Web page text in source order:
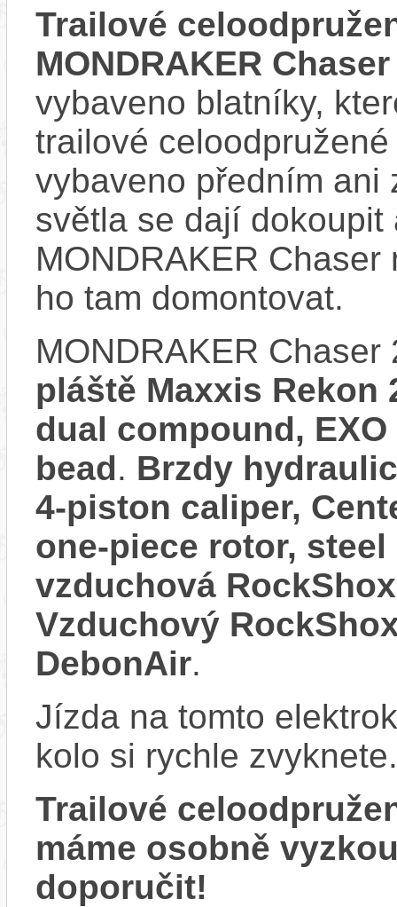
Trailové
MONDRAKER
vybaveno blatníky,
trailové
vybaveno předním ani
světla se dají dokoupit
MONDRAKER
ho tam domontovat.
MONDRAKER
pláště Maxxis Rekon
dual compound,
bead. Brzdy
4-piston caliper,
one-piece rotor, steel
vzduchová
Vzduchový
DebonAir.
Jízda na tomto
kolo si rychle zvyknete.
Trailové
máme osobně
doporučit!